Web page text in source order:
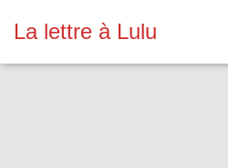
La lettre à Lulu